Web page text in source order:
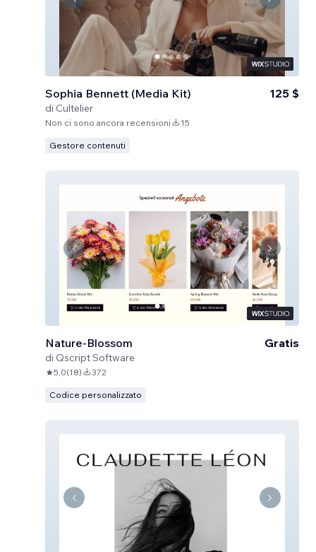
Sophia Bennett (Media Kit)
di Cultelier
125 $
Non ci sono ancora recensioni 15
Gestore contenuti
Nature-Blossom
di Qscript Software
Gratis
5,0(18) 372
Codice personalizzato